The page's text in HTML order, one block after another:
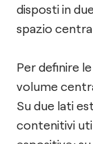
disposti in
spazio
Per definire
volume
Su due lati
contenitivi